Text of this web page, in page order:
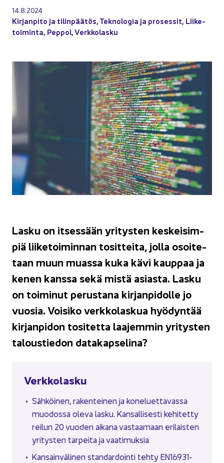
14.8.2024
Kir­jan­pi­to ja ti­lin­pää­tös,Tek­no­lo­gia ja pro­ses­sit, Lii­ke­
toi­min­ta, Pep­pol,Verk­ko­las­ku
Lasku on it­ses­sään yri­tys­ten kes­kei­sim­
piä lii­ke­toi­min­nan to­sit­tei­ta, jolla osoi­te­
taan muun muas­sa kuka kävi kaup­paa ja
kenen kans­sa sekä mistä asias­ta. Lasku
on toi­mi­nut pe­rus­ta­na kir­jan­pi­dol­le jo
vuo­sia. Voi­si­ko verk­ko­las­kua hyö­dyn­tää
kir­jan­pi­don to­si­tet­ta laa­jem­min yri­tys­ten
ta­lous­tie­don da­ta­kap­se­li­na?
Verk­ko­las­ku
Säh­köi­nen, ra­ken­tei­nen ja ko­ne­luet­ta­vas­sa
muo­dos­sa oleva lasku. Kan­sal­li­ses­ti ke­hi­tet­ty
rei­lun 20 vuo­den ai­ka­na vas­taa­maan eri­lais­ten
yri­tys­ten tar­pei­ta ja vaa­ti­muk­sia
Kan­sain­vä­li­nen stan­dar­doin­ti tehty EN16931-​